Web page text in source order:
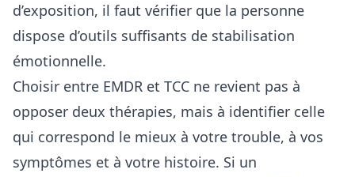
d’exposition, il faut vérifier que la personne
dispose d’outils suffisants de stabilisation
émotionnelle.
Choisir entre EMDR et TCC ne revient pas à
opposer deux thérapies, mais à identifier celle
qui correspond le mieux à votre trouble, à vos
symptômes et à votre histoire. Si un